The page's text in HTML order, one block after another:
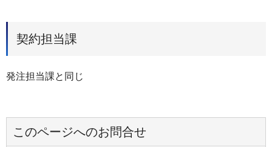
契約担当課
発注担当課と同じ
このページへのお問合せ